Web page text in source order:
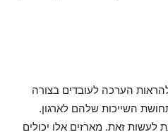
הערכה לעובדים בצורה
השייכות שלהם לארגון.
לעשות זאת. מארזים אלו יכולים